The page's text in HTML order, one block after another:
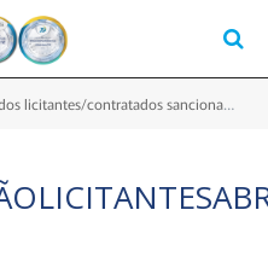
licitantes/contratados sancionados 2024